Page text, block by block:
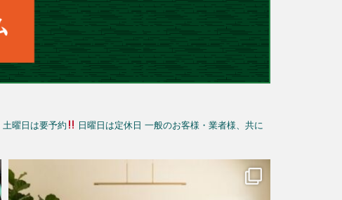
土曜日は要予約 日曜日は定休日 一般のお客様・業者様、共に